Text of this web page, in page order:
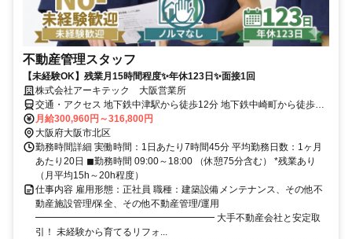
不動産管理スタッフ
【未経験OK】残業月15時間程度✨年休123日✨面接1回
株式会社アーキテック 大阪営業所
交通・アクセス 地下鉄中津駅から徒歩12分 地下鉄中崎町から徒歩11
分 地下鉄天神橋筋六丁目から徒歩13分
月給300,960円～316,800円
大阪府大阪市北区
勤務時間詳細 実働時間：1日あたり7時間45分 平均勤務日数：1ヶ月
あたり20日 ◼︎勤務時間 09:00～18:00 （休憩75分含む） *残業あり
（月平均15h～20h程度）
仕事内容 雇用形態：正社員 職種：建築設備メンテナンス、その他不
動産施設管理/保全、その他不動産管理/運用
━━━━━━━━━━━━━━━━━━━ 大手不動産会社と安定取
引！ 未経験から育てるリフォ...